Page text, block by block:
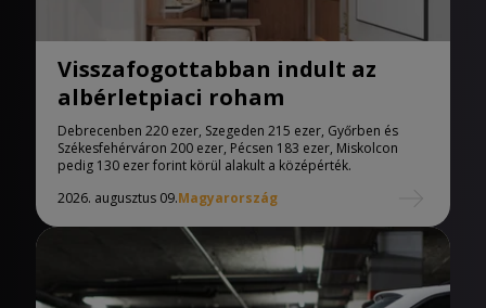
Visszafogottabban indult az
albérletpiaci roham
Debrecenben 220 ezer, Szegeden 215 ezer, Győrben és
Székesfehérváron 200 ezer, Pécsen 183 ezer, Miskolcon
pedig 130 ezer forint körül alakult a középérték.
2026. augusztus 09.Magyarország